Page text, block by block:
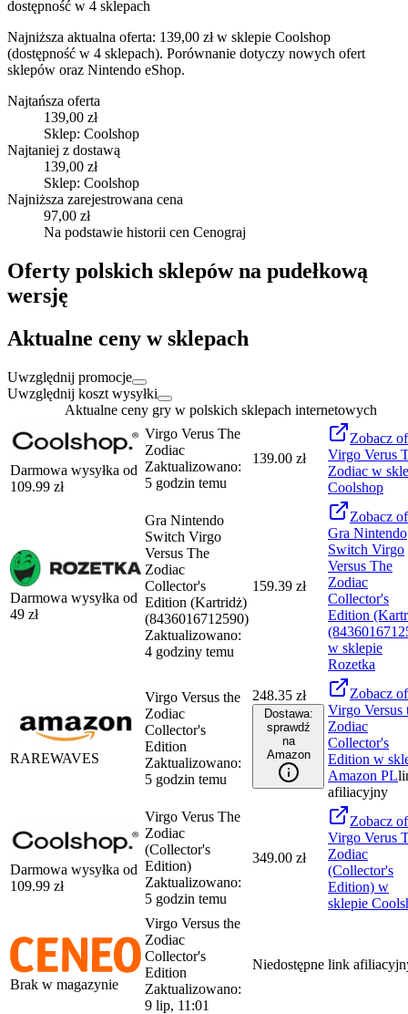
dostępność w 4 sklepach
Najniższa aktualna oferta: 139,00 zł w sklepie Coolshop
(dostępność w 4 sklepach). Porównanie dotyczy nowych ofert
sklepów oraz Nintendo eShop.
Najtańsza oferta
139,00 zł
Sklep: Coolshop
Najtaniej z dostawą
139,00 zł
Sklep: Coolshop
Najniższa zarejestrowana cena
97,00 zł
Na podstawie historii cen Cenograj
Oferty polskich sklepów na pudełkową
wersję
Aktualne ceny w sklepach
Uwzględnij promocje
Uwzględnij koszt wysyłki
Aktualne ceny gry w polskich sklepach internetowych
Darmowa wysyłka od
109.99 zł
Virgo Verus The
Zodiac
Zaktualizowano:
5 godzin temu
139.00 zł
Zobacz
Virgo Verus
Zodiac w
Coolshop
Darmowa wysyłka od
49 zł
Gra Nintendo
Switch Virgo
Versus The
Zodiac
Collector's
Edition (Kartridż)
(8436016712590)
Zaktualizowano:
4 godziny temu
159.39 zł
Zobacz
Gra Nintendo
Switch Virgo
Versus The
Zodiac
Collector's
Edition
w sklepie
Rozetka
RAREWAVES
Virgo Versus the
Zodiac
Collector's
Edition
Zaktualizowano:
5 godzin temu
248.35 zł
Dostawa:
sprawdź
na
Amazon
Zobacz
Virgo Versus
Zodiac
Collector's
Edition w
Amazon PL
afiliacyjny
Darmowa wysyłka od
109.99 zł
Virgo Verus The
Zodiac
(Collector's
Edition)
Zaktualizowano:
5 godzin temu
349.00 zł
Zobacz
Virgo Verus
Zodiac
(Collector's
Edition) w
sklepie
Brak w magazynie
Virgo Versus the
Zodiac
Collector's
Edition
Zaktualizowano:
9 lip, 11:01
Niedostępne link